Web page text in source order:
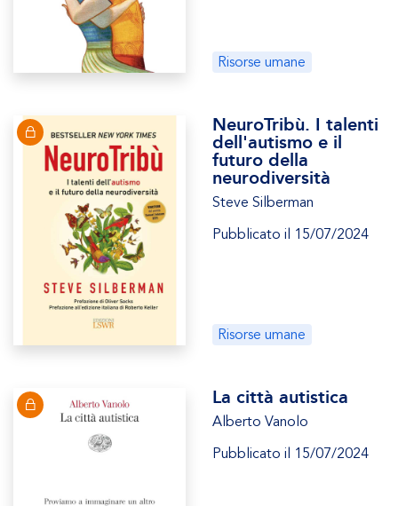
Risorse umane
NeuroTribù. I talenti
dell'autismo e il
futuro della
neurodiversità
Steve Silberman
Pubblicato il 15/07/2024
Risorse umane
La città autistica
Alberto Vanolo
Pubblicato il 15/07/2024